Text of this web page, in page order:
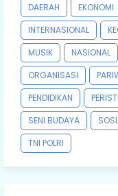
DAERAH
EKONOMI
INTERNASIONAL
MUSIK
NASIONAL
ORGANISASI
PENDIDIKAN
SENI BUDAYA
TNI POLRI